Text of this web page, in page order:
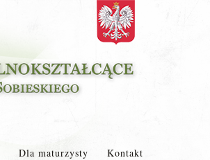
Dla maturzysty Kontakt